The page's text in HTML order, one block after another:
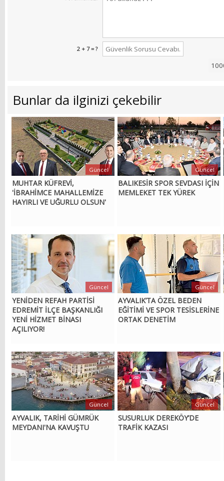
2 + 7 = ?
Bunlar da ilginizi çekebilir
MUHTAR KÜFREVİ,
'İBRAHİMCE MAHALLEMİZE
HAYIRLI VE UĞURLU OLSUN'
Güncel
BALIKESİR SPOR SEVDASI İÇİN
MEMLEKET TEK YÜREK
Güncel
YENİDEN REFAH PARTİSİ
EDREMİT İLÇE BAŞKANLIĞI
YENİ HİZMET BİNASI
AÇILIYOR!
Güncel
AYVALIK’TA ÖZEL BEDEN
EĞİTİMİ VE SPOR TESİSLERİNE
ORTAK DENETİM
Güncel
AYVALIK, TARİHİ GÜMRÜK
MEYDANI'NA KAVUŞTU
Güncel
SUSURLUK DEREKÖY’DE
TRAFİK KAZASI
Güncel